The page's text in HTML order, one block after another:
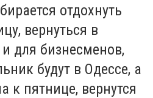
отдохнуть
вернуться в
для бизнесменов,
будут в Одессе, а
к пятнице, вернутся